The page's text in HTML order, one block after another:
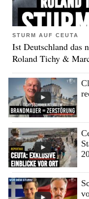
STURM AUF CEUTA
Ist Deutschland das
Roland Tichy &